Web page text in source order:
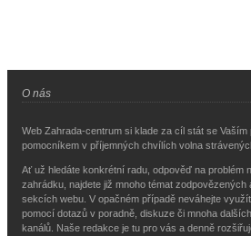
O nás
Web Zahrada-centrum si klade za cíl stát se Vaším
pomocníkem v příjemných chvílích volna
Ať už hledáte konkrétní radu, odpověď na problém
zahrádku, najdete již mnoho témat
sekcích webu. V opačném případě neváhejte
pomocí dotazů v poradně, diskuze či mnoha
kanálů. Naše redakce je tu pro vás a denně